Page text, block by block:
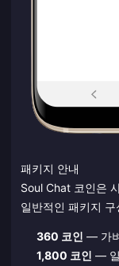
패키지 안내
Soul Chat 코인은
일반적인 패키지
360 코인 — 가
1,800 코인 — 일